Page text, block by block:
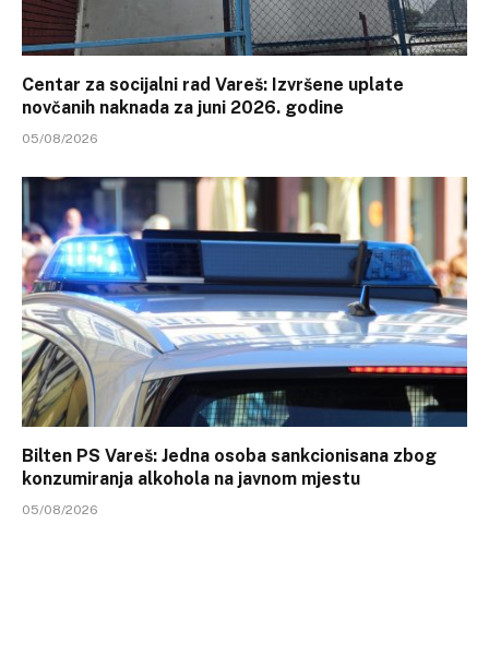
Centar za socijalni rad Vareš: Izvršene uplate
novčanih naknada za juni 2026. godine
05/08/2026
Bilten PS Vareš: Jedna osoba sankcionisana zbog
konzumiranja alkohola na javnom mjestu
05/08/2026